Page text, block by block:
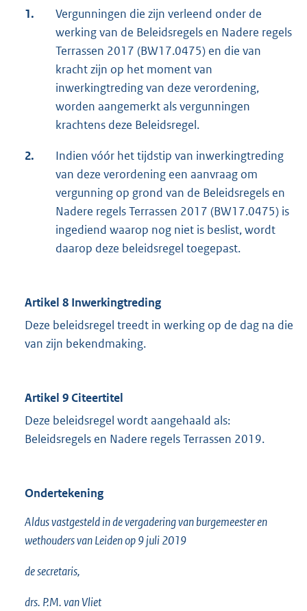
1.
Vergunningen die zijn verleend onder de
werking van de Beleidsregels en Nadere regels
Terrassen 2017 (BW17.0475) en die van
kracht zijn op het moment van
inwerkingtreding van deze verordening,
worden aangemerkt als vergunningen
krachtens deze Beleidsregel.
2.
Indien vóór het tijdstip van inwerkingtreding
van deze verordening een aanvraag om
vergunning op grond van de Beleidsregels en
Nadere regels Terrassen 2017 (BW17.0475) is
ingediend waarop nog niet is beslist, wordt
daarop deze beleidsregel toegepast.
Artikel 8 Inwerkingtreding
Deze beleidsregel treedt in werking op de dag na die
van zijn bekendmaking.
Artikel 9 Citeertitel
Deze beleidsregel wordt aangehaald als:
Beleidsregels en Nadere regels Terrassen 2019.
Ondertekening
Aldus vastgesteld in de vergadering van burgemeester en
wethouders van Leiden op 9 juli 2019
de secretaris,
drs. P.M. van Vliet